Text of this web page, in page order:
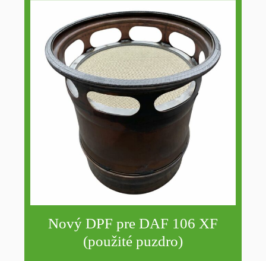
Nový DPF pre DAF 106 XF
(použité puzdro)